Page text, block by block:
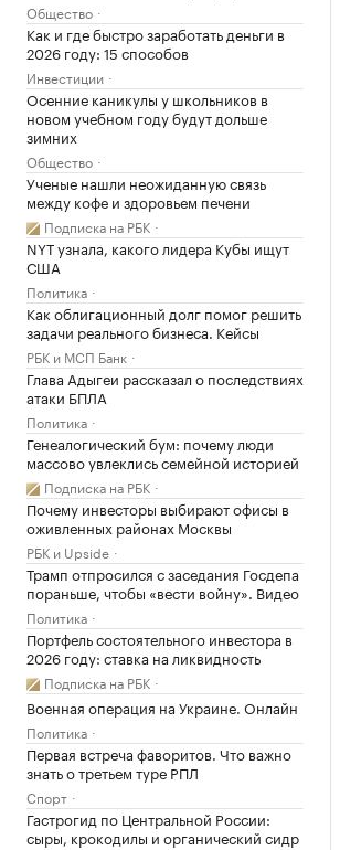
Общество
Как и где быстро заработать деньги в
2026 году: 15 способов
Инвестиции
Осенние каникулы у школьников в
новом учебном году будут дольше
зимних
Общество
Ученые нашли неожиданную связь
между кофе и здоровьем печени
Подписка на РБК
NYT узнала, какого лидера Кубы ищут
США
Политика
Как облигационный долг помог решить
задачи реального бизнеса. Кейсы
РБК и МСП Банк
Глава Адыгеи рассказал о последствиях
атаки БПЛА
Политика
Генеалогический бум: почему люди
массово увлеклись семейной историей
Подписка на РБК
Почему инвесторы выбирают офисы в
оживленных районах Москвы
РБК и Upside
Трамп отпросился с заседания Госдепа
пораньше, чтобы «вести войну». Видео
Политика
Портфель состоятельного инвестора в
2026 году: ставка на ликвидность
Подписка на РБК
Военная операция на Украине. Онлайн
Политика
Первая встреча фаворитов. Что важно
знать о третьем туре РПЛ
Спорт
Гастрогид по Центральной России:
сыры, крокодилы и органический сидр